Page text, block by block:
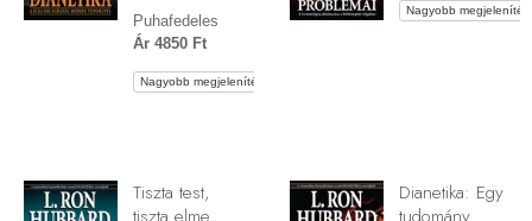
Puhafedeles
Ár 4850 Ft
Nagyobb megjelenítés
Nagyobb megjelenítés
Tiszta test,
Dianetika: Egy